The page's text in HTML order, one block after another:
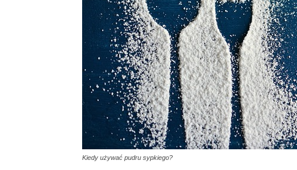
Kiedy używać pudru sypkiego?